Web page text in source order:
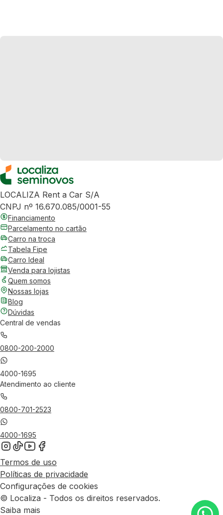
LOCALIZA Rent a Car S/A
CNPJ nº 16.670.085/0001-55
Financiamento
Parcelamento no cartão
Carro na troca
Tabela Fipe
Carro Ideal
Venda para lojistas
Quem somos
Nossas lojas
Blog
Dúvidas
Central de vendas
0800-200-2000
4000-1695
Atendimento ao cliente
0800-701-2523
4000-1695
Termos de uso
Políticas de privacidade
Configurações de cookies
© Localiza - Todos os direitos reservados.
Saiba mais